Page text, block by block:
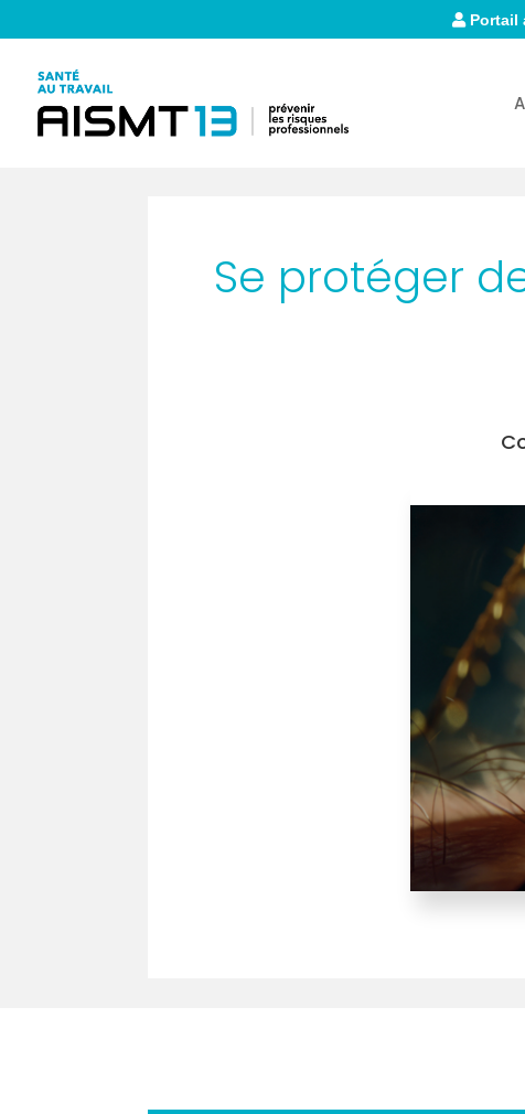
Portail
Se protéger